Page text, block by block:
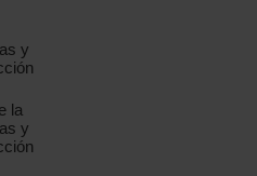
y
la
y